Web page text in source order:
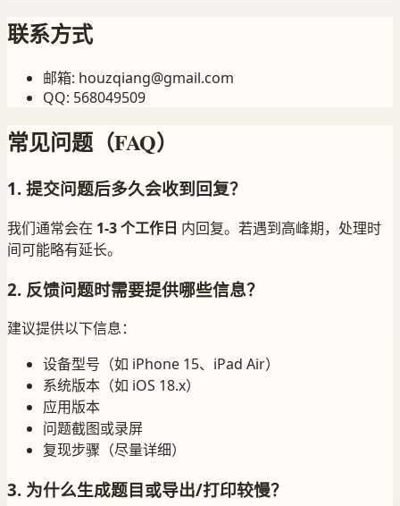
联系方式
邮箱: houzqiang@gmail.com
QQ: 568049509
常见问题（FAQ）
1. 提交问题后多久会收到回复？
我们通常会在 1-3 个工作日 内回复。若遇到高峰期，处理时
间可能略有延长。
2. 反馈问题时需要提供哪些信息？
建议提供以下信息：
设备型号（如 iPhone 15、iPad Air）
系统版本（如 iOS 18.x）
应用版本
问题截图或录屏
复现步骤（尽量详细）
3. 为什么生成题目或导出/打印较慢？